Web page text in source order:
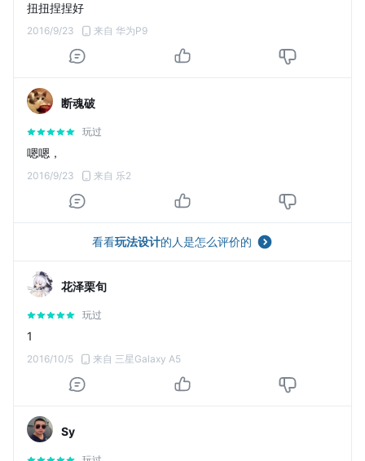
扭扭捏捏好
2016/9/23 来自 华为P9
断魂破
玩过
嗯嗯，
2016/9/23 来自 乐2
看看玩法设计的人是怎么评价的
花泽栗旬
玩过
1
2016/10/5 来自 三星Galaxy A5
Sy